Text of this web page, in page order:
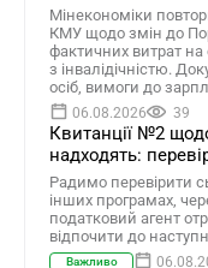
Мінекономіки
КМУ щодо змін до
фактичних витрат
з інвалідічністю.
осіб, вимоги до
06.08.2026 39
Квитанції №2
надходять:
Радимо перевірити
інших програмах,
податковий агент
відпочити до
Важливо